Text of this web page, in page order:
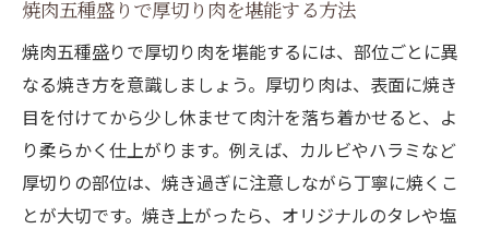
焼肉五種盛りで厚切り肉を堪能する方法
焼肉五種盛りで厚切り肉を堪能するには、部位ごとに異
なる焼き方を意識しましょう。厚切り肉は、表面に焼き
目を付けてから少し休ませて肉汁を落ち着かせると、よ
り柔らかく仕上がります。例えば、カルビやハラミなど
厚切りの部位は、焼き過ぎに注意しながら丁寧に焼くこ
とが大切です。焼き上がったら、オリジナルのタレや塩